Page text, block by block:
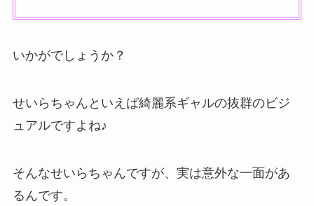
いかがでしょうか？
せいらちゃんといえば綺麗系ギャルの抜群のビジ
ュアルですよね♪
そんなせいらちゃんですが、実は意外な一面があ
るんです。